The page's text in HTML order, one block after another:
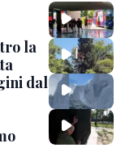
la
dal